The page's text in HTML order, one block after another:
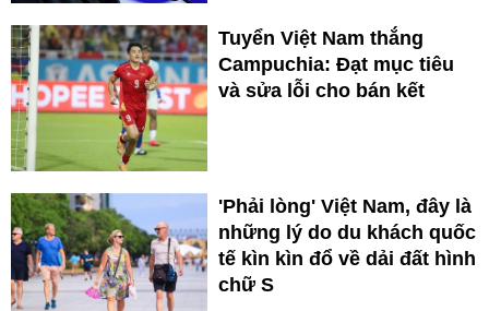
Tuyển Việt Nam thắng
Campuchia: Đạt mục tiêu
và sửa lỗi cho bán kết
'Phải lòng' Việt Nam, đây là
những lý do du khách quốc
tế kìn kìn đổ về dải đất hình
chữ S